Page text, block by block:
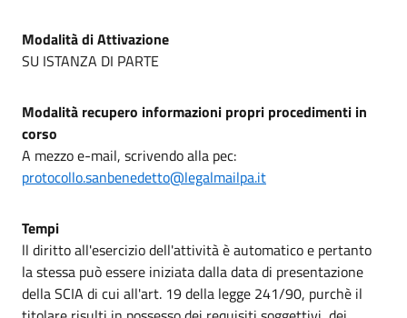
Modalità di Attivazione
SU ISTANZA DI PARTE
Modalità recupero informazioni propri procedimenti in
corso
A mezzo e-mail, scrivendo alla pec:
protocollo.sanbenedetto@legalmailpa.it
Tempi
ll diritto all'esercizio dell'attività è automatico e pertanto
la stessa può essere iniziata dalla data di presentazione
della SCIA di cui all'art. 19 della legge 241/90, purchè il